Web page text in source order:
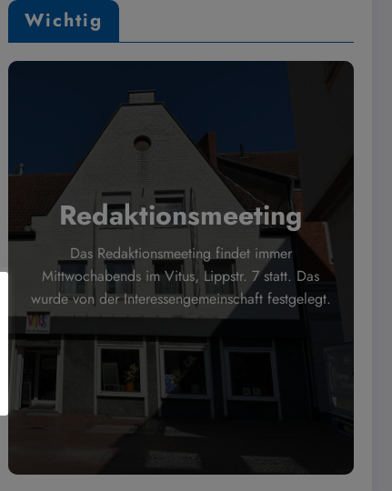
Wichtig
Redaktionsmeeting
Das Redaktionsmeeting findet immer
Mittwochabends im Vitus, Lippstr. 7 statt. Das
wurde von der Interessengemeinschaft festgelegt.